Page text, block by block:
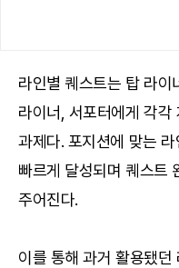
라인별 퀘스트는 탑 라이
라이너, 서포터에게 각각
과제다. 포지션에 맞는
빠르게 달성되며 퀘스트
주어진다.
이를 통해 과거 활용됐던